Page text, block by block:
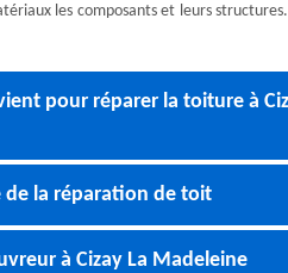
les composants et leurs
pour réparer la toiture à
de la réparation de toit
à Cizay La Madeleine